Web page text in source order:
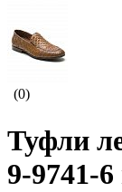
(0)
Туфли
9-9741-